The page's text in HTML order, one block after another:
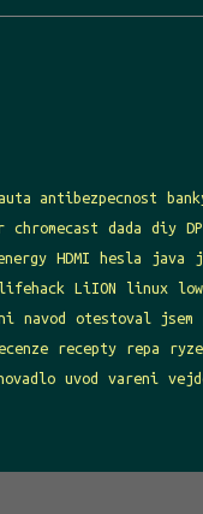
auta antibezpecnost
chromecast dada diy DP
HDMI hesla java
lifehack LiION linux
navod otestoval jsem
recepty repa ryze
uvod vareni